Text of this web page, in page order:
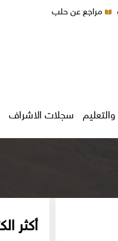
مراجع عن حلب
سجلات الاشراف
أكثر